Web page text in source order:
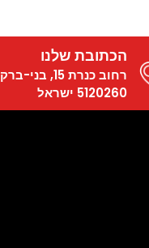
הכתובת שלנו
רחוב כנרת 15, בני-ברק
5120260 ישראל